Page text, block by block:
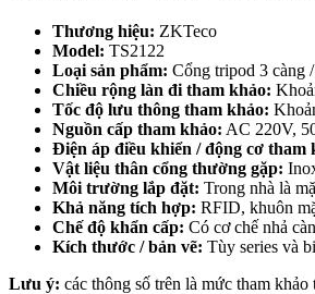
Thương hiệu: ZKTeco
Model: TS2122
Loại sản phẩm: Cổng tripod 3 càng
Chiều rộng làn đi tham khảo:
Tốc độ lưu thông tham khảo:
Nguồn cấp tham khảo: AC 220V,
Điện áp điều khiển / động cơ tham
Vật liệu thân cổng thường gặp:
Môi trường lắp đặt: Trong nhà là
Khả năng tích hợp: RFID, khuôn
Chế độ khẩn cấp: Có cơ chế nhả
Kích thước / bản vẽ: Tùy series và
Lưu ý: các thông số trên là mức tham